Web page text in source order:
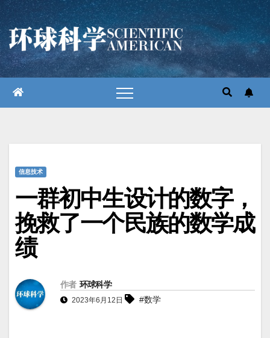
跳
至
内
容
信息技术
一群初中生设计的数字，
挽救了一个民族的数学成
绩
作者 环球科学
2023年6月12日 #数学